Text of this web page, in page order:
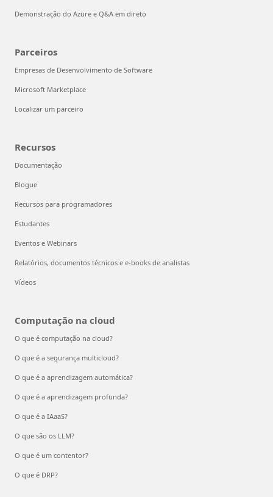
Demonstração do Azure e Q&A em direto
Parceiros
Empresas de Desenvolvimento de Software
Microsoft Marketplace
Localizar um parceiro
Recursos
Documentação
Blogue
Recursos para programadores
Estudantes
Eventos e Webinars
Relatórios, documentos técnicos e e-books de analistas
Vídeos
Computação na cloud
O que é computação na cloud?
O que é a segurança multicloud?
O que é a aprendizagem automática?
O que é a aprendizagem profunda?
O que é a IAaaS?
O que são os LLM?
O que é um contentor?
O que é DRP?